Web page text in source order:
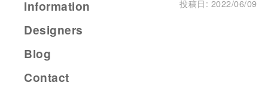
投稿日: 2022/06/09
Information
Designers
Blog
Contact